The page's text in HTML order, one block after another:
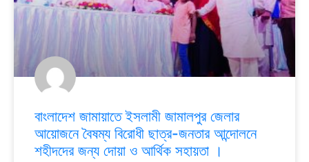
বাংলাদেশ জামায়াতে ইসলামী জামালপুর জেলার
আয়োজনে বৈষম্য বিরোধী ছাত্র-জনতার আন্দোলনে
শহীদদের জন্য দোয়া ও আর্থিক সহায়তা ।